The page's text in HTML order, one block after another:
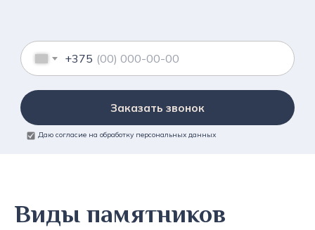
+375
Заказать звонок
Даю согласие на обработку персональных данных
Виды памятников